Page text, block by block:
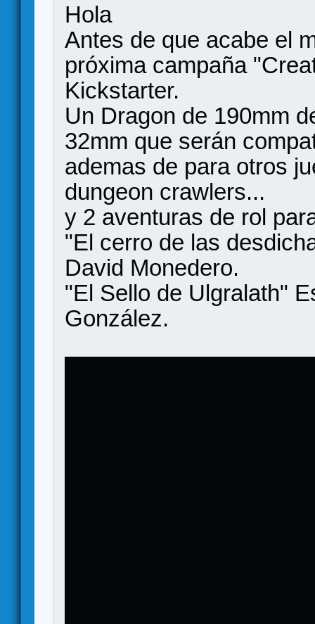
Hola
Antes de que acabe el
próxima campaña
Kickstarter.
Un Dragon de 190mm
32mm que serán
ademas de para otros
dungeon crawlers...
y 2 aventuras de rol
"El cerro de las
David Monedero.
"El Sello de Ulgralath"
González.